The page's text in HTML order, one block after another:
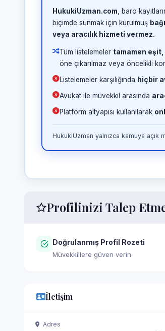
HukukiUzman.com , baro
biçimde sunmak için kurulmuş
veya aracılık hizmeti vermez.
Tüm listelemeler tamamen
öne çıkarılmaz veya öncelikli
Listelemeler karşılığında hiçbir
Avukat ile müvekkil arasında
Platform altyapısı kullanılarak
HukukiUzman yalnızca kamuya
Profilinizi Talep
Doğrulanmış Profil Rozeti
Müvekkillere güven verin
İletişim
Adres